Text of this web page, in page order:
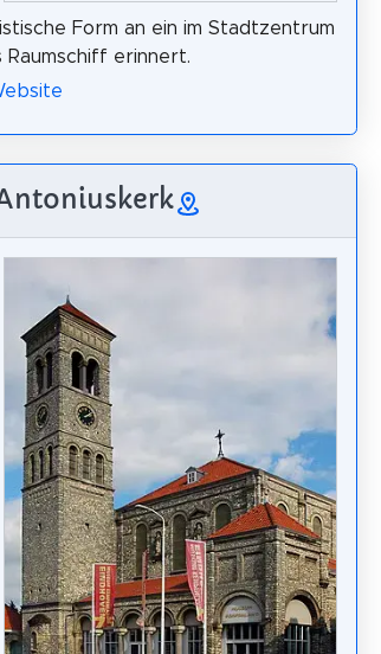
Form an ein im Stadtzentrum
erinnert.